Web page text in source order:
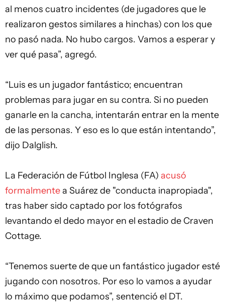
al menos cuatro incidentes (de jugadores que le
realizaron gestos similares a hinchas) con los que
no pasó nada. No hubo cargos. Vamos a esperar y
ver qué pasa”, agregó.
“Luis es un jugador fantástico; encuentran
problemas para jugar en su contra. Si no pueden
ganarle en la cancha, intentarán entrar en la mente
de las personas. Y eso es lo que están intentando”,
dijo Dalglish.
La Federación de Fútbol Inglesa (FA) acusó
formalmentea Suárez de "conducta inapropiada",
tras haber sido captado por los fotógrafos
levantando el dedo mayor en el estadio de Craven
Cottage.
“Tenemos suerte de que un fantástico jugador esté
jugando con nosotros. Por eso lo vamos a ayudar
lo máximo que podamos”, sentenció el DT.